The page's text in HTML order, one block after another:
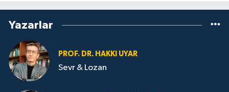
Yazarlar
PROF. DR. HAKKI UYAR
Sevr & Lozan